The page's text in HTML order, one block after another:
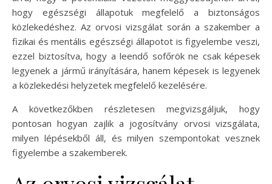
hogy egészségi állapotuk megfelelő a biztonságos
közlekedéshez. Az orvosi vizsgálat során a szakember a
fizikai és mentális egészségi állapotot is figyelembe veszi,
ezzel biztosítva, hogy a leendő sofőrök ne csak képesek
legyenek a jármű irányítására, hanem képesek is legyenek
a közlekedési helyzetek megfelelő kezelésére.
A következőkben részletesen megvizsgáljuk, hogy
pontosan hogyan zajlik a jogosítvány orvosi vizsgálata,
milyen lépésekből áll, és milyen szempontokat vesznek
figyelembe a szakemberek.